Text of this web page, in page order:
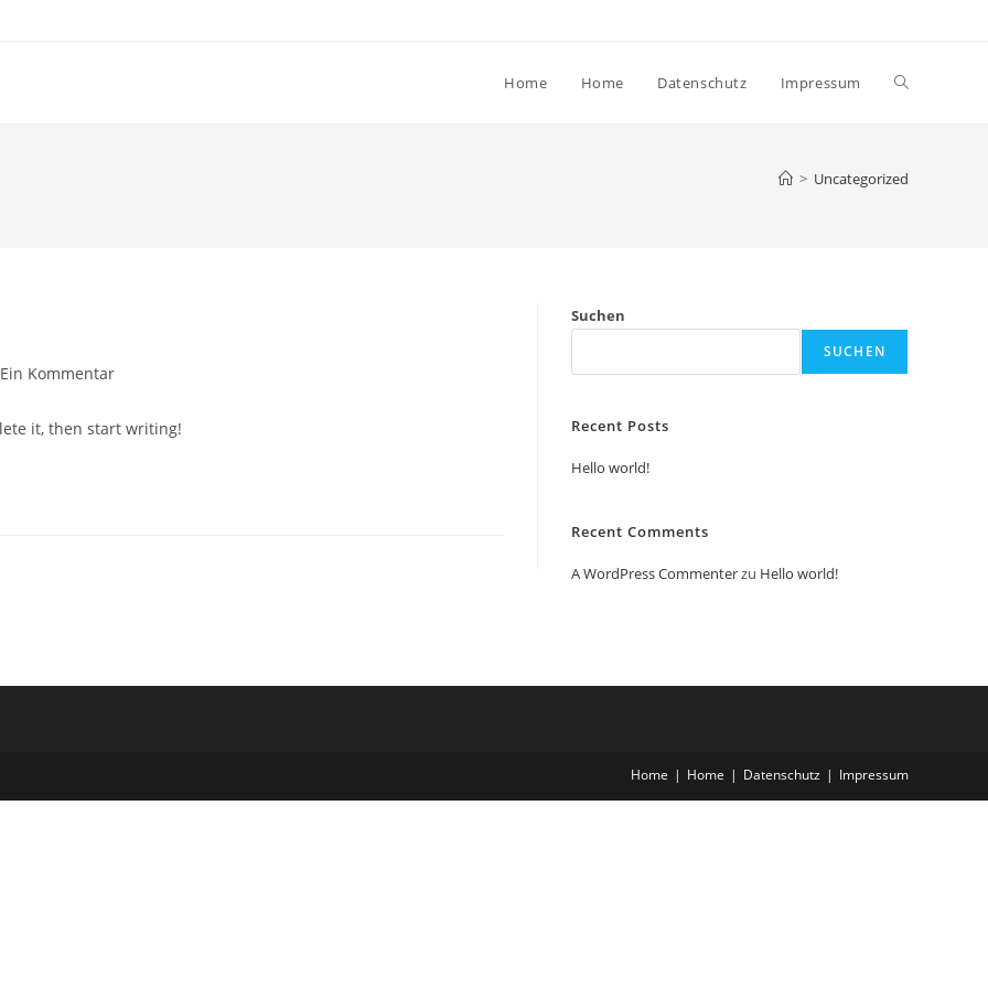
Home Home Datenschutz Impressum Website-
> Uncategorized
Ein Kommentar
it, then start writing!
Suchen
SUCHEN
Recent Posts
Hello world!
Recent Comments
A WordPress Commenterzu Hello world!
Home Home Datenschutz Impressum